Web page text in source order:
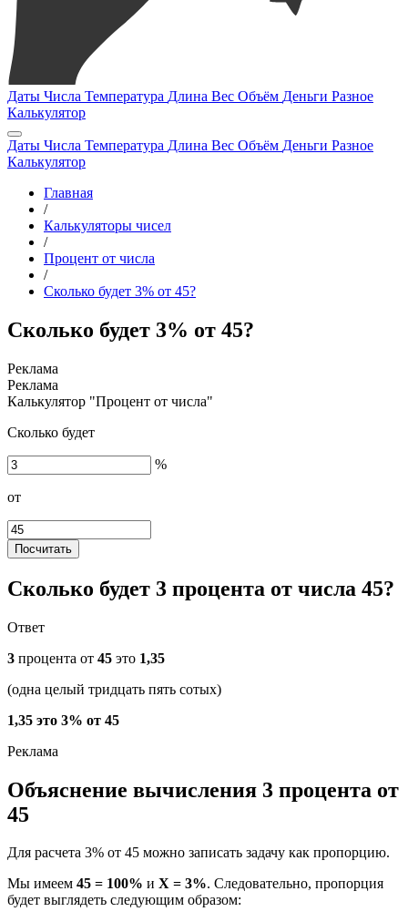
Даты Числа Температура Длина Вес Объём Деньги Разное
Калькулятор
Даты Числа Температура Длина Вес Объём Деньги Разное
Калькулятор
Главная
/
Калькуляторы чисел
/
Процент от числа
/
Сколько будет 3% от 45?
Сколько будет 3% от 45?
Калькулятор "Процент от числа"
Сколько будет
%
от
Посчитать
Сколько будет 3 процента от числа 45?
Ответ
3 процента от 45 это 1,35
(одна целый тридцать пять сотых)
1,35 это 3% от 45
Объяснение вычисления 3 процента от
45
Для расчета 3% от 45 можно записать задачу как пропорцию.
Мы имеем 45 = 100% и X = 3%. Следовательно, пропорция
будет выглядеть следующим образом: